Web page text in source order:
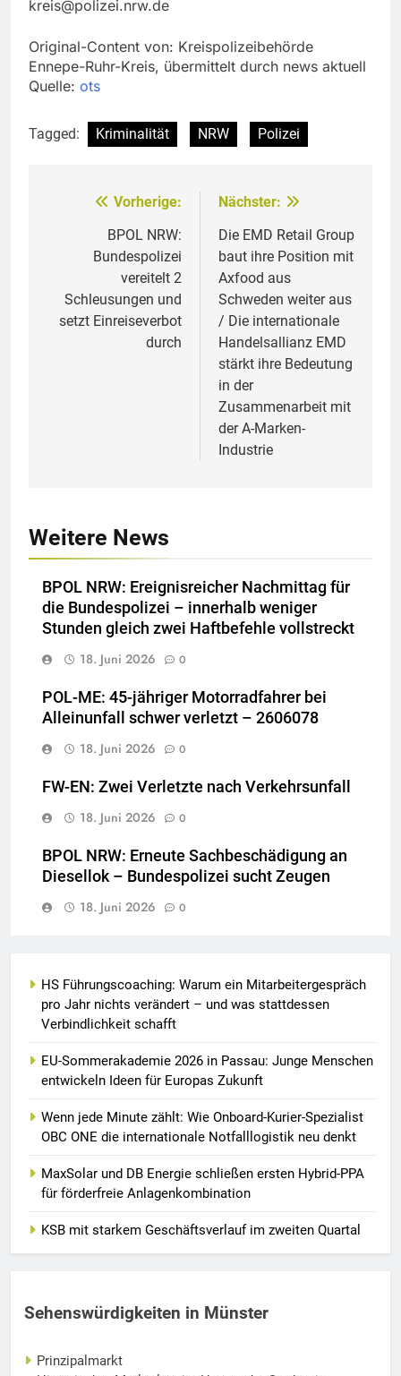
kreis@polizei.nrw.de
Original-Content von: Kreispolizeibehörde
Ennepe-Ruhr-Kreis, übermittelt durch news aktuell
Quelle: ots
Tagged: Kriminalität NRW Polizei
Beitragsnavigation
Vorherige:
BPOL NRW:
Bundespolizei
vereitelt 2
Schleusungen und
setzt Einreiseverbot
durch
Nächster:
Die EMD Retail Group
baut ihre Position mit
Axfood aus
Schweden weiter aus
/ Die internationale
Handelsallianz EMD
stärkt ihre Bedeutung
in der
Zusammenarbeit mit
der A-Marken-
Industrie
Weitere News
BPOL NRW: Ereignisreicher Nachmittag für
die Bundespolizei – innerhalb weniger
Stunden gleich zwei Haftbefehle vollstreckt
18. Juni 2026
0
POL-ME: 45-jähriger Motorradfahrer bei
Alleinunfall schwer verletzt – 2606078
18. Juni 2026
0
FW-EN: Zwei Verletzte nach Verkehrsunfall
18. Juni 2026
0
BPOL NRW: Erneute Sachbeschädigung an
Diesellok – Bundespolizei sucht Zeugen
18. Juni 2026
0
HS Führungscoaching: Warum ein Mitarbeitergespräch
pro Jahr nichts verändert – und was stattdessen
Verbindlichkeit schafft
EU-Sommerakademie 2026 in Passau: Junge Menschen
entwickeln Ideen für Europas Zukunft
Wenn jede Minute zählt: Wie Onboard-Kurier-Spezialist
OBC ONE die internationale Notfalllogistik neu denkt
MaxSolar und DB Energie schließen ersten Hybrid-PPA
für förderfreie Anlagenkombination
KSB mit starkem Geschäftsverlauf im zweiten Quartal
Sehenswürdigkeiten in Münster
Prinzipalmarkt